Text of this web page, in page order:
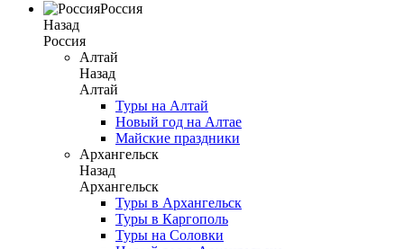
Россия
Назад
Россия
Алтай
Назад
Алтай
Туры на Алтай
Новый год на Алтае
Майские праздники
Архангельск
Назад
Архангельск
Туры в Архангельск
Туры в Каргополь
Туры на Соловки